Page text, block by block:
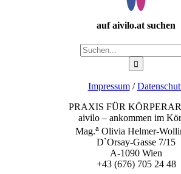
auf aivilo.at suchen
Suche
nach:
Impressum/
PRAXIS FÜR
aivilo – ankommen im
Mag.a Olivia Helmer-
D`Orsay-Gasse 7/15
A-1090 Wien
+43 (676) 705 24 48